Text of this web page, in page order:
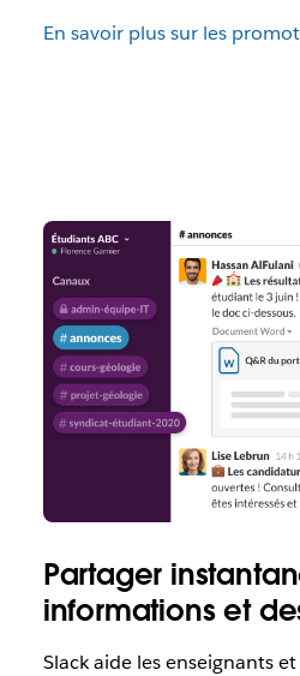
En savoir plus sur les
Partager
informations et
Slack aide les enseignants